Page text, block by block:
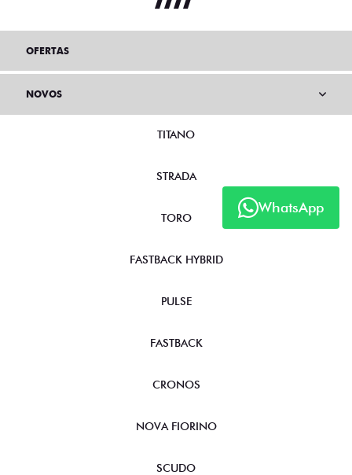
WhatsApp
OFERTAS
NOVOS
TITANO
STRADA
TORO
FASTBACK HYBRID
PULSE
FASTBACK
CRONOS
NOVA FIORINO
SCUDO